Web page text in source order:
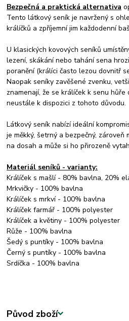
Bezpečná a praktická alternativa
Tento látkový seník je navržený s
králíčků a zpříjemní jim každodenní
U klasických kovových seníků
lezení, skákání nebo tahání sena
poranění (králíci často lezou dovnitř
Naopak seníky zavěšené zvenku,
znamenají, že se králíček k senu
neustále k dispozici z tohoto důvodu.
Látkový seník nabízí ideální
je měkký, šetrný a bezpečný,
na dosah a může si ho přirozeně
Materiál seníků - varianty:
Králíček s mašlí - 80% bavlna, 20%
Mrkvičky - 100% bavlna
Králíček s mrkví - 100% bavlna
Králíček farmář - 100% polyester
Králíček a květiny - 100% polyester
Růže - 100% bavlna
Šedý s puntíky - 100% bavlna
Černý s puntíky - 100% bavlna
Srdíčka - 100% bavlna
Původ zboží